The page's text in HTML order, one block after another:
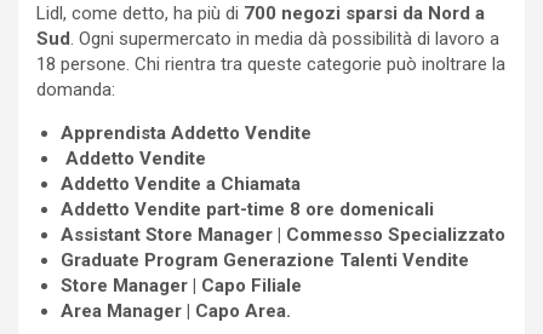
Lidl, come detto, ha più di 700 negozi sparsi da Nord a
Sud . Ogni supermercato in media dà possibilità di lavoro a
18 persone. Chi rientra tra queste categorie può inoltrare la
domanda:
Apprendista Addetto Vendite
Addetto Vendite
Addetto Vendite a Chiamata
Addetto Vendite part-time 8 ore domenicali
Assistant Store Manager | Commesso Specializzato
Graduate Program Generazione Talenti Vendite
Store Manager | Capo Filiale
Area Manager | Capo Area.